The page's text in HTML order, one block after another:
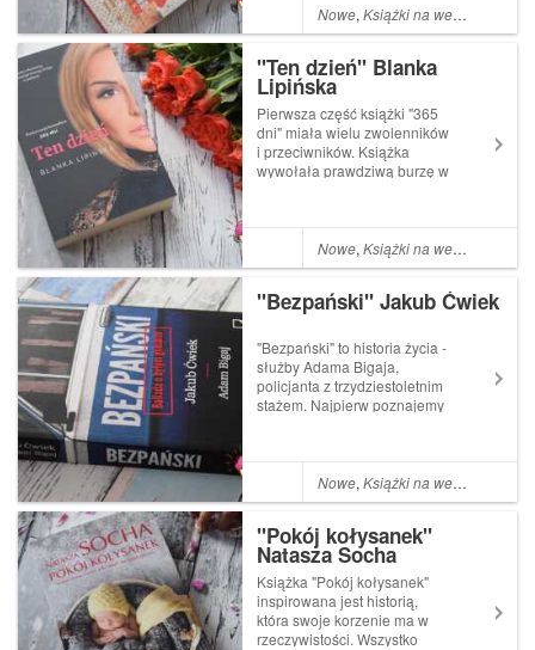
urodę, sławę wspaniały duży
dom i rodzinę. Wydawałoby
Nowe,Książki na weekend
"Ten dzień" Blanka
Lipińska
Pierwsza część książki "365
dni" miała wielu zwolenników
i przeciwników. Książka
wywołała prawdziwą burzę w
najpierw przeczytać, nie
sugeruję się opiniami innych.
Nowe,Książki na weekend
"Bezpański" Jakub Ćwiek
"Bezpański" to historia życia -
służby Adama Bigaja,
policjanta z trzydziestoletnim
stażem. Najpierw poznajemy
pnie się po ścieżkach kariery
we wrocławskiej komendzie
Nowe,Książki na weekend
"Pokój kołysanek"
Natasza Socha
Książka "Pokój kołysanek"
inspirowana jest historią,
która swoje korzenie ma w
rzeczywistości. Wszystko